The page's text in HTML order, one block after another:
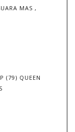
MAS ,
(79) QUEEN